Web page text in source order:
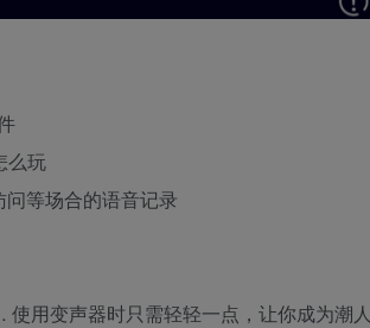
么玩
等场合的语音记录
用变声器时只需轻轻一点，让你成为潮人